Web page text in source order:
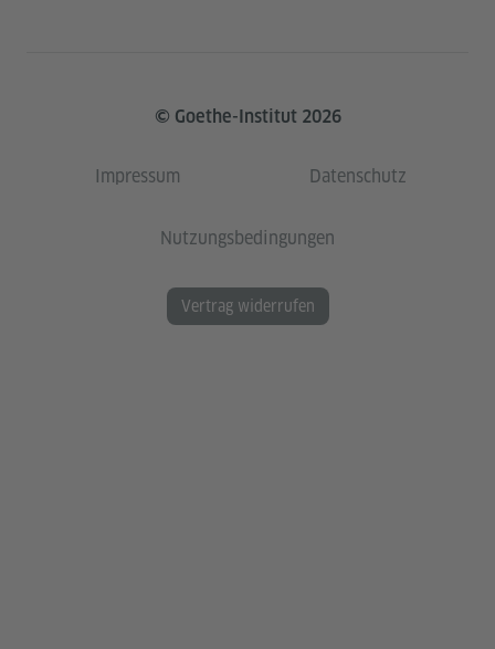
© Goethe-Institut 2026
Impressum Datenschutz
Nutzungsbedingungen
Vertrag widerrufen